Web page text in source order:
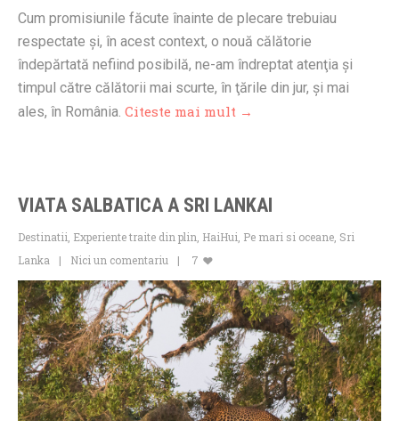
Cum promisiunile făcute înainte de plecare trebuiau
respectate şi, în acest context, o nouă călătorie
îndepărtată nefiind posibilă, ne-am îndreptat atenţia şi
timpul către călătorii mai scurte, în ţările din jur, şi mai
ales, în România. Citeste mai mult →
VIATA SALBATICA A SRI LANKAI
Destinatii Experiente traite din plin HaiHui Pe mari si oceane Sri
Lanka
Nici un comentariu 7